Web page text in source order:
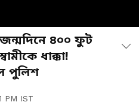
৪০০ ফুট
ধাক্কা!
পুলিশ
PM IST